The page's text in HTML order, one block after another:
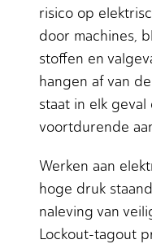
risico op
door machines,
stoffen en
hangen af van
staat in elk
voortdurende
Werken aan
hoge druk
naleving van
Lockout-tagout